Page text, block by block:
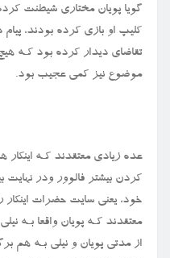
گویا پویان مختاری شیطنت
کلیپ او بازی کرده بودند،
تقاضای دیدار کرده بود کـه
موضوع نیز کمی عجیب بود.
عده زیادی معتقدند کـه
کردن بیشتر فالوور ودر نهایت
خود، یعنی سایت حضرات اینکار
معتقدند کـه پویان واقعا بـه
از مدتی پویان و نیلی بـه هم